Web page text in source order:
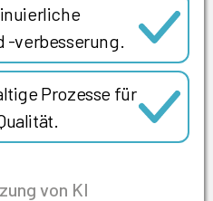
-verbesserung.
Prozesse für
von KI